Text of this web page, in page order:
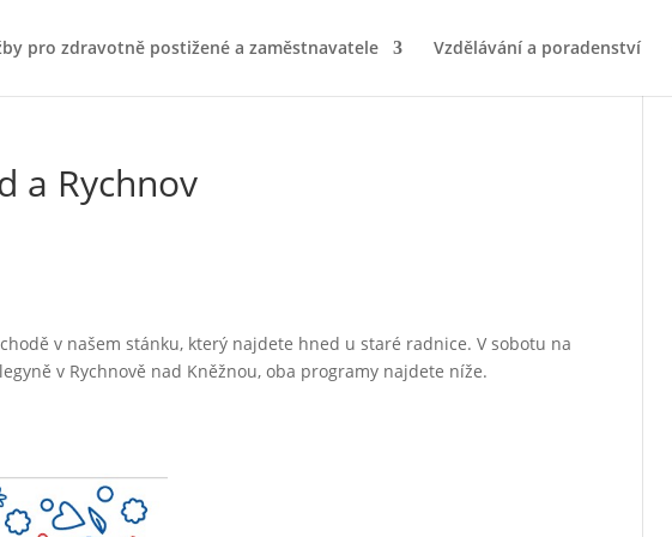
pro zdravotně postižené a zaměstnavatele Vzdělávání a poradenství
a Rychnov
v našem stánku, který najdete hned u staré radnice. V sobotu na
v Rychnově nad Kněžnou, oba programy najdete níže.